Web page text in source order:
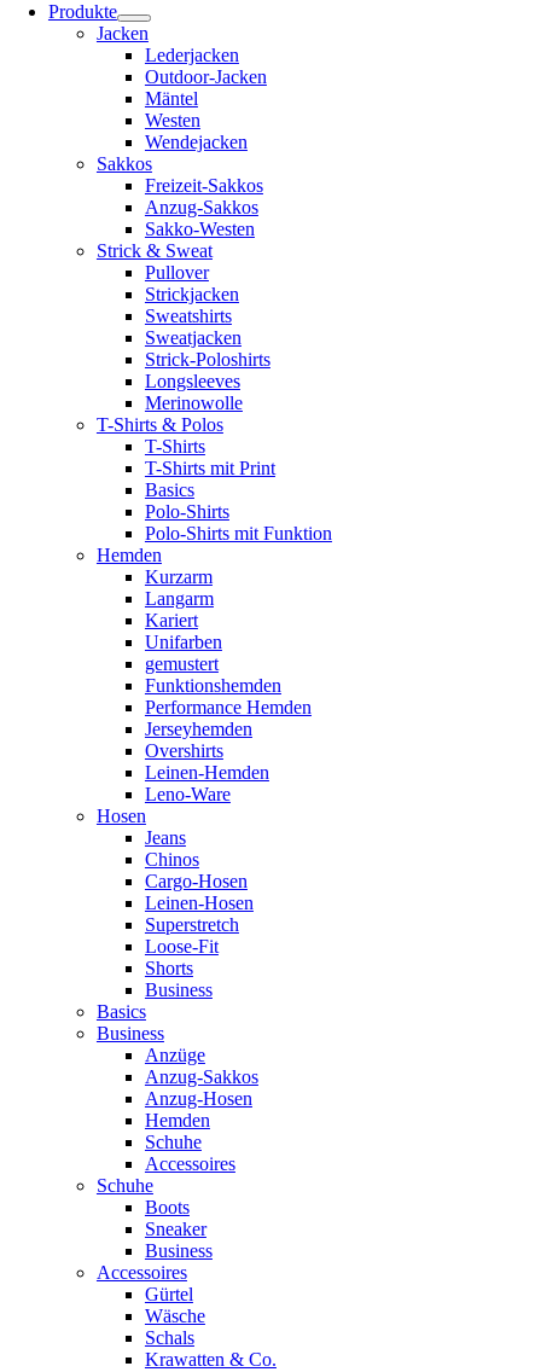
Produkte
Jacken
Lederjacken
Outdoor-Jacken
Mäntel
Westen
Wendejacken
Sakkos
Freizeit-Sakkos
Anzug-Sakkos
Sakko-Westen
Strick & Sweat
Pullover
Strickjacken
Sweatshirts
Sweatjacken
Strick-Poloshirts
Longsleeves
Merinowolle
T-Shirts & Polos
T-Shirts
T-Shirts mit Print
Basics
Polo-Shirts
Polo-Shirts mit Funktion
Hemden
Kurzarm
Langarm
Kariert
Unifarben
gemustert
Funktionshemden
Performance Hemden
Jerseyhemden
Overshirts
Leinen-Hemden
Leno-Ware
Hosen
Jeans
Chinos
Cargo-Hosen
Leinen-Hosen
Superstretch
Loose-Fit
Shorts
Business
Basics
Business
Anzüge
Anzug-Sakkos
Anzug-Hosen
Hemden
Schuhe
Accessoires
Schuhe
Boots
Sneaker
Business
Accessoires
Gürtel
Wäsche
Schals
Krawatten & Co.